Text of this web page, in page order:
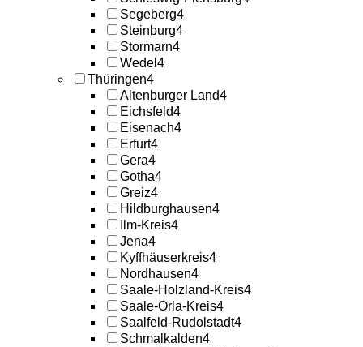
Segeberg4
Steinburg4
Stormarn4
Wedel 4
Thüringen4
Altenburger Land4
Eichsfeld4
Eisenach4
Erfurt4
Gera4
Gotha4
Greiz4
Hildburghausen4
Ilm-Kreis4
Jena4
Kyffhäuserkreis4
Nordhausen4
Saale-Holzland-Kreis4
Saale-Orla-Kreis4
Saalfeld-Rudolstadt4
Schmalkalden4